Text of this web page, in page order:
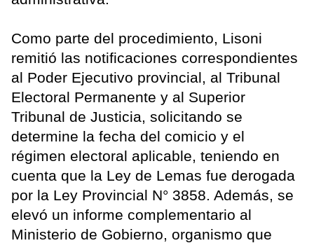
Como parte del procedimiento, Lisoni
remitió las notificaciones correspondientes
al Poder Ejecutivo provincial, al Tribunal
Electoral Permanente y al Superior
Tribunal de Justicia, solicitando se
determine la fecha del comicio y el
régimen electoral aplicable, teniendo en
cuenta que la Ley de Lemas fue derogada
por la Ley Provincial N° 3858. Además, se
elevó un informe complementario al
Ministerio de Gobierno, organismo que